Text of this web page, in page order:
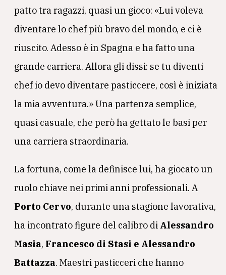
patto tra ragazzi, quasi un gioco: «Lui voleva
diventare lo chef più bravo del mondo, e ci è
riuscito. Adesso è in Spagna e ha fatto una
grande carriera. Allora gli dissi: se tu diventi
chef io devo diventare pasticcere, così è iniziata
la mia avventura.» Una partenza semplice,
quasi casuale, che però ha gettato le basi per
una carriera straordinaria.
La fortuna, come la definisce lui, ha giocato un
ruolo chiave nei primi anni professionali. A
Porto Cervo, durante una stagione lavorativa,
ha incontrato figure del calibro di Alessandro
Masia, Francesco di Stasi e Alessandro
Battazza. Maestri pasticceri che hanno